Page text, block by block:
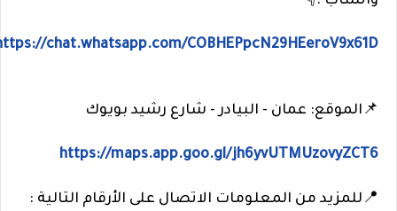
chat.whatsapp.com/COBHEPpcN29HEeroV9x61D
📌الموقع: عمان - البيادر - شارع رشيد بويوك
https://maps.app.goo.gl/jh6yvUTMUzovyZCT6
📍للمزيد من المعلومات الاتصال على الأرقام التالية :